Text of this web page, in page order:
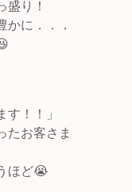
り！
に．．．
！！」
たお客さま
ほど😭